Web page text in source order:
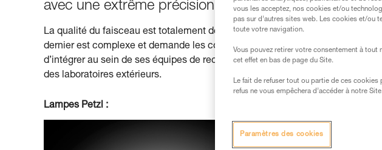
avec une extrême précision et sont dotées de
La qualité du faisceau est totalement dépendante de celle des leds et du
dernier est complexe et demande les connaissances d’ingénieur en
d’intégrer au sein de ses équipes de recherche ces compétences et travaille
des laboratoires extérieurs.
Lampes Petzl :
vous les acceptez, nos cookies et/ou
pas sur d’autres sites web. Les cookies et/ou
toute votre navigation.
Vous pouvez retirer votre consentement à tout
cet effet en bas de page du Site.
Le fait de refuser tout ou partie de ces cookies
refus ne vous empêchera d’accéder à notre
Paramètres des cookies